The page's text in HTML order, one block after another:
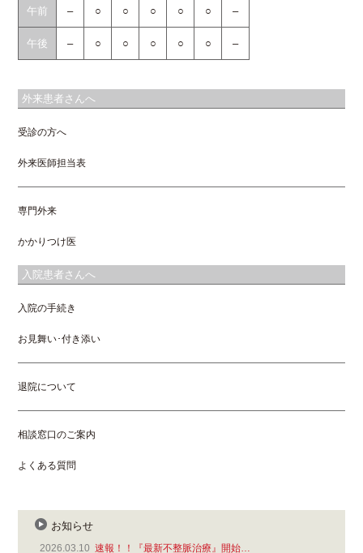
午前 – ○ ○ ○ ○ ○ –
午後 – ○ ○ ○ ○ ○ –
外来患者さんへ
受診の方へ
外来医師担当表
専門外来
かかりつけ医
入院患者さんへ
入院の手続き
お見舞い･付き添い
退院について
相談窓口のご案内
よくある質問
お知らせ
2026.03.10 速報！！『最新不整脈治療』開始…